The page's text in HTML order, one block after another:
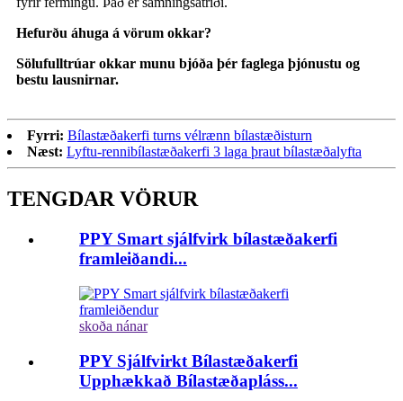
Hefurðu áhuga á vörum okkar?
Sölufulltrúar okkar munu bjóða þér faglega þjónustu og
bestu lausnirnar.
Fyrri: Bílastæðakerfi turns vélrænn bílastæðisturn
Næst: Lyftu-rennibílastæðakerfi 3 laga þraut bílastæðalyfta
TENGDAR VÖRUR
PPY Smart sjálfvirk bílastæðakerfi
framleiðandi...
skoða nánar
PPY Sjálfvirkt Bílastæðakerfi
Upphækkað Bílastæðapláss...